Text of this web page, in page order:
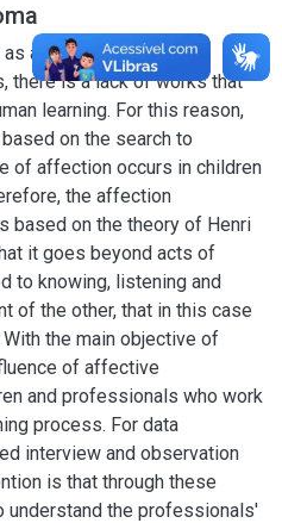
a loving, affectionate
there is a lack of works that
learning. For this reason,
on the search to
of affection occurs in children
the affection
based on the theory of Henri
it goes beyond acts of
to knowing, listening and
of the other, that in this case
the main objective of
of affective
and professionals who work
process. For data
interview and observation
is that through these
the professionals'